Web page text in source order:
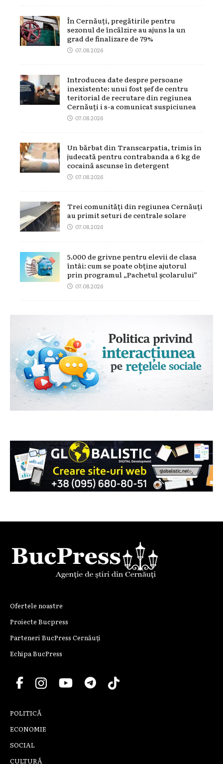
În Cernăuți, pregătirile pentru
sezonul de încălzire au ajuns la un
grad de finalizare de 79%
07.08.2026
Introducea date despre persoane
inexistente: unui fost șef de centru
teritorial de recrutare din regiunea
Cernăuți i s-a comunicat suspiciunea
07.08.2026
Un bărbat din Transcarpatia, trimis în
judecată pentru contrabanda a 6 kg de
cocaină ascunse în detergent
07.08.2026
Trei comunități din regiunea Cernăuți
au primit seturi de centrale solare
07.08.2026
5.000 de grivne pentru elevii de clasa
întâi: cum se poate obține ajutorul
prin programul „Pachetul școlarului”
07.08.2026
Ofertele noastre
Proiecte Bucpress
Parteneri BucPress Cernăuți
Echipa BucPress
POLITICĂ
ECONOMIE
SOCIAL
CULTURĂ